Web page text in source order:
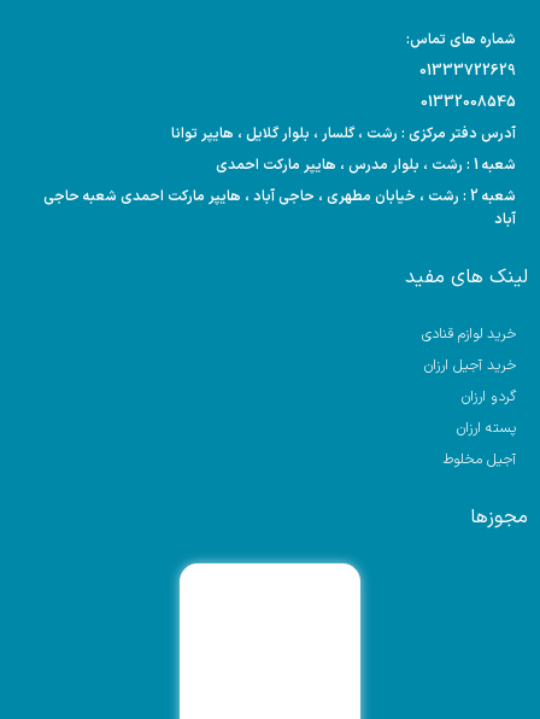
شماره های تماس:
01333722629
01332008545
آدرس دفتر مرکزی : رشت ، گلسار ، بلوار گلایل ، هایپر توانا
شعبه 1 : رشت ، بلوار مدرس ، هایپر مارکت احمدی
شعبه 2 : رشت ، خیابان مطهری ، حاجی آباد ، هایپر مارکت احمدی شعبه حاجی
آباد
لینک های مفید
خرید لوازم قنادی
خرید آجیل ارزان
گردو ارزان
پسته ارزان
آجیل مخلوط
مجوزها